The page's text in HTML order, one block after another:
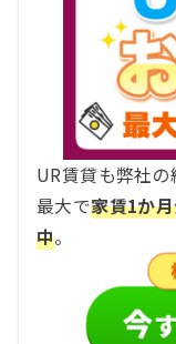
UR賃貸も弊社の
最大で家賃1か
中。